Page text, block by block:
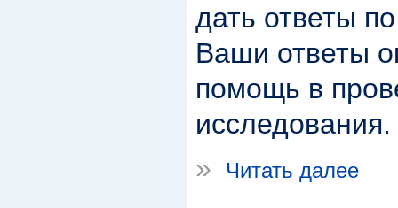
дать ответы
Ваши ответы
помощь в
исследования.
»
Читать далее